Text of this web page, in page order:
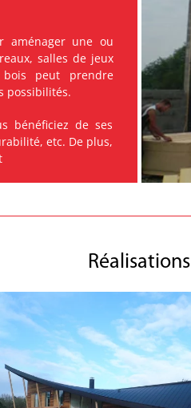
aménager une ou
salles de jeux
bois peut prendre
possibilités.
bénéficiez de ses
etc. De plus,
Réalisations